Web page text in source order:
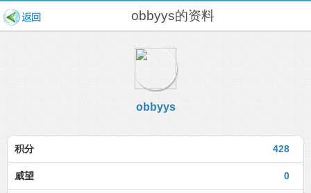
obbyys的资料
obbyys
428
积分
0
威望